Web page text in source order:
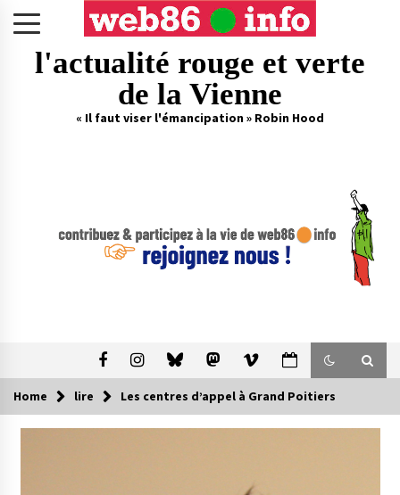
l'actualité rouge et verte
de la Vienne
« Il faut viser l'émancipation » Robin Hood
Home lire Les centres d’appel à Grand Poitiers